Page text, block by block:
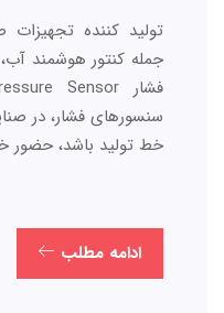
تولید کننده
جمله کنتور هوشمند
سنسورهای فشار، در
خط تولید باشد، حضور
ادامه مطلب